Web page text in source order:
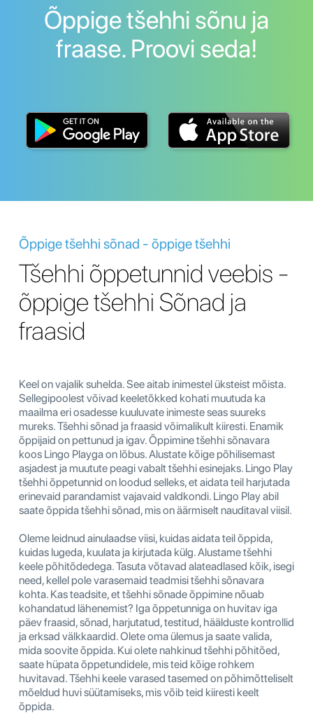
Õppige tšehhi sõnu ja
fraase. Proovi seda!
Õppige tšehhi sõnad - õppige tšehhi
Tšehhi õppetunnid veebis -
õppige tšehhi Sõnad ja
fraasid
Keel on vajalik suhelda. See aitab inimestel üksteist mõista.
Sellegipoolest võivad keeletõkked kohati muutuda ka
maailma eri osadesse kuuluvate inimeste seas suureks
mureks. Tšehhi sõnad ja fraasid võimalikult kiiresti. Enamik
õppijaid on pettunud ja igav. Õppimine tšehhi sõnavara
koos Lingo Playga on lõbus. Alustate kõige põhilisemast
asjadest ja muutute peagi vabalt tšehhi esinejaks. Lingo Play
tšehhi õppetunnid on loodud selleks, et aidata teil harjutada
erinevaid parandamist vajavaid valdkondi. Lingo Play abil
saate õppida tšehhi sõnad, mis on äärmiselt nauditaval viisil.
Oleme leidnud ainulaadse viisi, kuidas aidata teil õppida,
kuidas lugeda, kuulata ja kirjutada külg. Alustame tšehhi
keele põhitõdedega. Tasuta võtavad alateadlased kõik, isegi
need, kellel pole varasemaid teadmisi tšehhi sõnavara
kohta. Kas teadsite, et tšehhi sõnade õppimine nõuab
kohandatud lähenemist? Iga õppetunniga on huvitav iga
päev fraasid, sõnad, harjutatud, testitud, häälduste kontrollid
ja erksad välkkaardid. Olete oma ülemus ja saate valida,
mida soovite õppida. Kui olete nahkinud tšehhi põhitõed,
saate hüpata õppetundidele, mis teid kõige rohkem
huvitavad. Tšehhi keele varased tasemed on põhimõtteliselt
mõeldud huvi süütamiseks, mis võib teid kiiresti keelt
õppida.